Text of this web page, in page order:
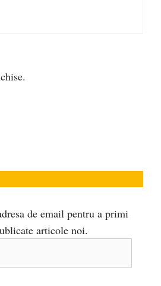
de email pentru a primi
articole noi.